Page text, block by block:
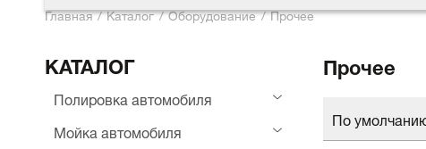
Главная Каталог Оборудование Прочее
КАТАЛОГ
Полировка автомобиля
Мойка автомобиля
Прочее
По